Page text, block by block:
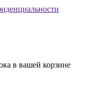
в вашей корзине